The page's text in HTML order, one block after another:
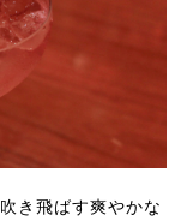
き飛ばす爽やかな